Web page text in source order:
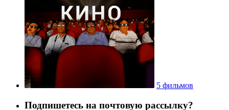
5 фильмов
Подпишетесь на почтовую рассылку?